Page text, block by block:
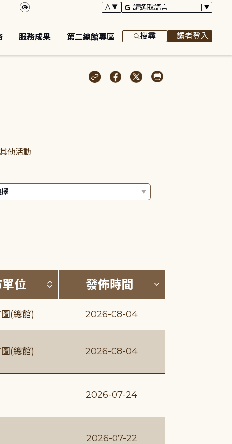
服務成果 第二總館專區 搜尋 讀者登入
其他活動
(升降冪)
位 按發布單位排序 (升降冪)
發佈時間 按發佈時間
(總館) 2026-08-04
(總館) 2026-08-04
2026-07-24
2026-07-22